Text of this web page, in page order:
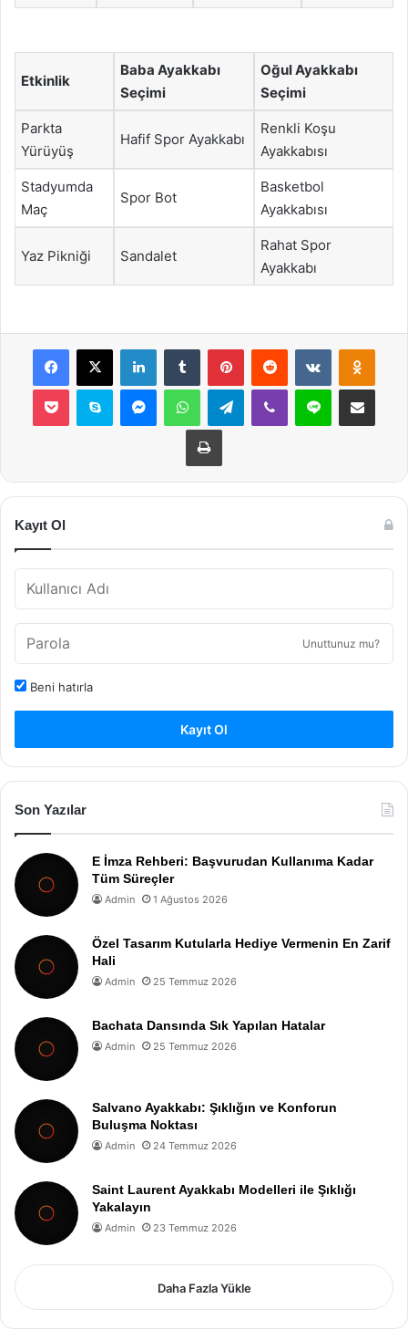
Etkinlik
Baba Ayakkabı
Seçimi
Oğul Ayakkabı
Seçimi
Parkta
Yürüyüş
Hafif Spor Ayakkabı
Renkli Koşu
Ayakkabısı
Stadyumda
Maç
Spor Bot
Basketbol
Ayakkabısı
Yaz Pikniği Sandalet
Rahat Spor
Ayakkabı
Facebook
X LinkedInTumblr PinterestReddit VKontakte
Pocket Skype MessengerWhatsAppTelegramViber Line E-Posta ile
Yazdır
Kayıt Ol
Unuttunuz mu?
Beni hatırla
Kayıt Ol
Son Yazılar
E İmza Rehberi: Başvurudan Kullanıma Kadar
Tüm Süreçler
Admin 1 Ağustos 2026
Özel Tasarım Kutularla Hediye Vermenin En Zarif
Hali
Admin 25 Temmuz 2026
Bachata Dansında Sık Yapılan Hatalar
Admin 25 Temmuz 2026
Salvano Ayakkabı: Şıklığın ve Konforun
Buluşma Noktası
Admin 24 Temmuz 2026
Saint Laurent Ayakkabı Modelleri ile Şıklığı
Yakalayın
Admin 23 Temmuz 2026
Daha Fazla Yükle